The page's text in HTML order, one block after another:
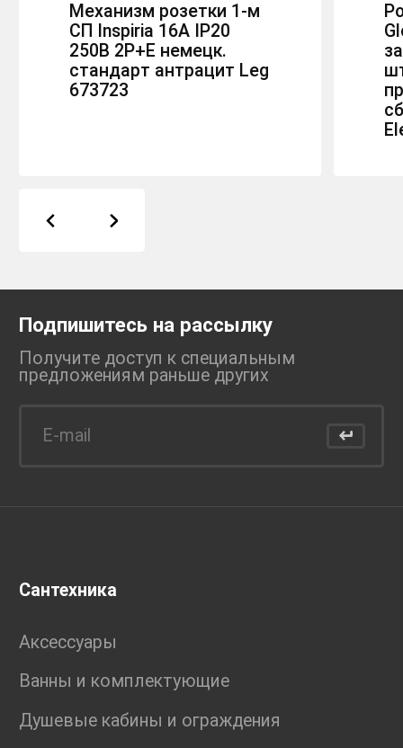
Механизм розетки 1-м
СП Inspiria 16А IP20
250В 2P+E немецк.
стандарт антрацит Leg
673723
Подпишитесь на рассылку
Получите доступ к специальным
предложениям раньше других
Сантехника
Аксессуары
Ванны и комплектующие
Душевые кабины и ограждения